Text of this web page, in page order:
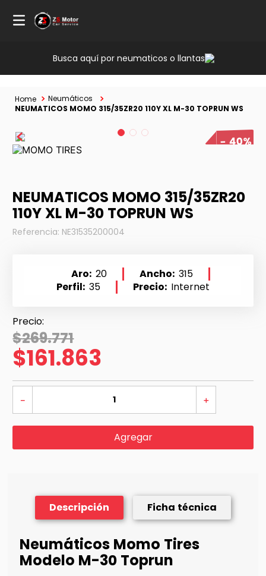
Busca aquí por neumaticos o llantas
Neumáticos
NEUMATICOS MOMO 315/35ZR20 110Y XL M-30 TOPRUN WS
40%
NEUMATICOS MOMO 315/35ZR20
110Y XL M-30 TOPRUN WS
Referencia: NE31535200004
Aro 20 Ancho 315
Perfil 35 Precio Internet
$269.771
$161.863
＋
－
Agregar
Descripción Ficha técnica
Neumáticos Momo Tires
Modelo M-30 Toprun